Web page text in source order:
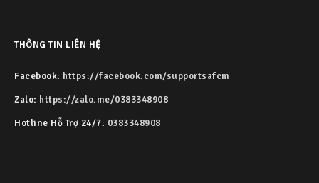
THÔNG TIN LIÊN HỆ
Facebook: https://facebook.com/supportsafcm
Zalo: https://zalo.me/0383348908
Hotline Hỗ Trợ 24/7: 0383348908